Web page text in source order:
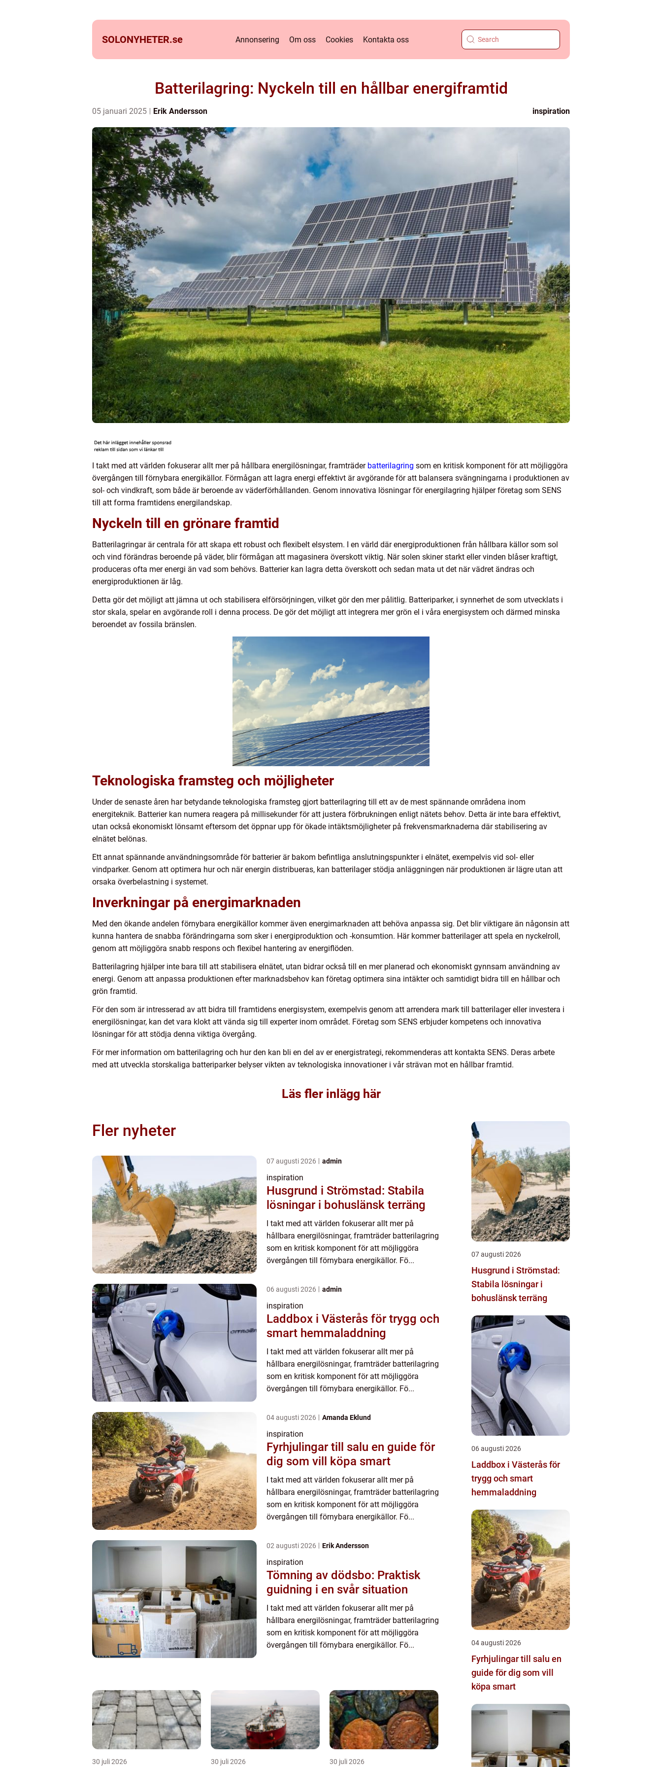
SOLONYHETER.se Annonsering Om oss Cookies Kontakta oss
Batterilagring: Nyckeln till en hållbar energiframtid
05 januari 2025 Erik Andersson inspiration
I takt med att världen fokuserar allt mer på hållbara energilösningar, framträder batterilagring som en kritisk komponent för att möjliggöra
övergången till förnybara energikällor. Förmågan att lagra energi effektivt är avgörande för att balansera svängningarna i produktionen av
sol- och vindkraft, som både är beroende av väderförhållanden. Genom innovativa lösningar för energilagring hjälper företag som SENS
till att forma framtidens energilandskap.
Nyckeln till en grönare framtid
Batterilagringar är centrala för att skapa ett robust och flexibelt elsystem. I en värld där energiproduktionen från hållbara källor som sol
och vind förändras beroende på väder, blir förmågan att magasinera överskott viktig. När solen skiner starkt eller vinden blåser kraftigt,
produceras ofta mer energi än vad som behövs. Batterier kan lagra detta överskott och sedan mata ut det när vädret ändras och
energiproduktionen är låg.
Detta gör det möjligt att jämna ut och stabilisera elförsörjningen, vilket gör den mer pålitlig. Batteriparker, i synnerhet de som utvecklats i
stor skala, spelar en avgörande roll i denna process. De gör det möjligt att integrera mer grön el i våra energisystem och därmed minska
beroendet av fossila bränslen.
Teknologiska framsteg och möjligheter
Under de senaste åren har betydande teknologiska framsteg gjort batterilagring till ett av de mest spännande områdena inom
energiteknik. Batterier kan numera reagera på millisekunder för att justera förbrukningen enligt nätets behov. Detta är inte bara effektivt,
utan också ekonomiskt lönsamt eftersom det öppnar upp för ökade intäktsmöjligheter på frekvensmarknaderna där stabilisering av
elnätet belönas.
Ett annat spännande användningsområde för batterier är bakom befintliga anslutningspunkter i elnätet, exempelvis vid sol- eller
vindparker. Genom att optimera hur och när energin distribueras, kan batterilager stödja anläggningen när produktionen är lägre utan att
orsaka överbelastning i systemet.
Inverkningar på energimarknaden
Med den ökande andelen förnybara energikällor kommer även energimarknaden att behöva anpassa sig. Det blir viktigare än någonsin att
kunna hantera de snabba förändringarna som sker i energiproduktion och -konsumtion. Här kommer batterilager att spela en nyckelroll,
genom att möjliggöra snabb respons och flexibel hantering av energiflöden.
Batterilagring hjälper inte bara till att stabilisera elnätet, utan bidrar också till en mer planerad och ekonomiskt gynnsam användning av
energi. Genom att anpassa produktionen efter marknadsbehov kan företag optimera sina intäkter och samtidigt bidra till en hållbar och
grön framtid.
För den som är intresserad av att bidra till framtidens energisystem, exempelvis genom att arrendera mark till batterilager eller investera i
energilösningar, kan det vara klokt att vända sig till experter inom området. Företag som SENS erbjuder kompetens och innovativa
lösningar för att stödja denna viktiga övergång.
För mer information om batterilagring och hur den kan bli en del av er energistrategi, rekommenderas att kontakta SENS. Deras arbete
med att utveckla storskaliga batteriparker belyser vikten av teknologiska innovationer i vår strävan mot en hållbar framtid.
Läs fler inlägg här
Fler nyheter
07 augusti 2026 admin
inspiration
Husgrund i Strömstad: Stabila
lösningar i bohuslänsk terräng
I takt med att världen fokuserar allt mer på
hållbara energilösningar, framträder batterilagring
som en kritisk komponent för att möjliggöra
övergången till förnybara energikällor. Fö...
06 augusti 2026 admin
inspiration
Laddbox i Västerås för trygg och
smart hemmaladdning
I takt med att världen fokuserar allt mer på
hållbara energilösningar, framträder batterilagring
som en kritisk komponent för att möjliggöra
övergången till förnybara energikällor. Fö...
04 augusti 2026 Amanda Eklund
inspiration
Fyrhjulingar till salu en guide för
dig som vill köpa smart
I takt med att världen fokuserar allt mer på
hållbara energilösningar, framträder batterilagring
som en kritisk komponent för att möjliggöra
övergången till förnybara energikällor. Fö...
02 augusti 2026 Erik Andersson
inspiration
Tömning av dödsbo: Praktisk
guidning i en svår situation
I takt med att världen fokuserar allt mer på
hållbara energilösningar, framträder batterilagring
som en kritisk komponent för att möjliggöra
övergången till förnybara energikällor. Fö...
30 juli 2026 30 juli 2026 30 juli 2026
07 augusti 2026
Husgrund i Strömstad:
Stabila lösningar i
bohuslänsk terräng
06 augusti 2026
Laddbox i Västerås för
trygg och smart
hemmaladdning
04 augusti 2026
Fyrhjulingar till salu en
guide för dig som vill
köpa smart